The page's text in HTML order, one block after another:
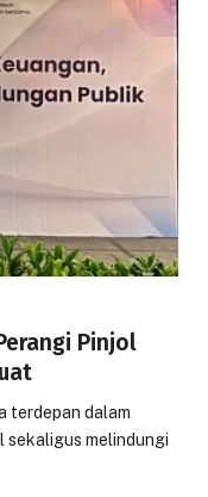
Pinjol
terdepan dalam
melindungi